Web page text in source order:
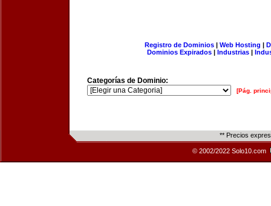
Registro de Dominios| Web Hosting |
Dominios Expirados | Industrias |
Categorías de Dominio:
[Pág.
** Precios
© 2002/2022 Solo10.com